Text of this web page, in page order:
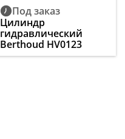
Под заказ
Цилиндр
гидравлический
Berthoud HV0123